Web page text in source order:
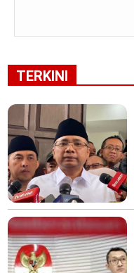
TERKINI